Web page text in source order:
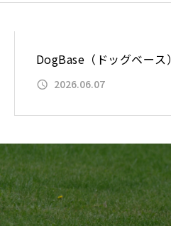
DogBase（ドッグベース）
2026.06.07